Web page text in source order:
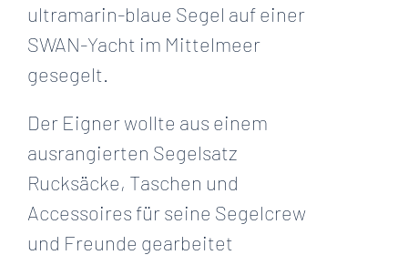
ultramarin-blaue Segel auf einer
SWAN-Yacht im Mittelmeer
gesegelt.
Der Eigner wollte aus einem
ausrangierten Segelsatz
Rucksäcke, Taschen und
Accessoires für seine Segelcrew
und Freunde gearbeitet